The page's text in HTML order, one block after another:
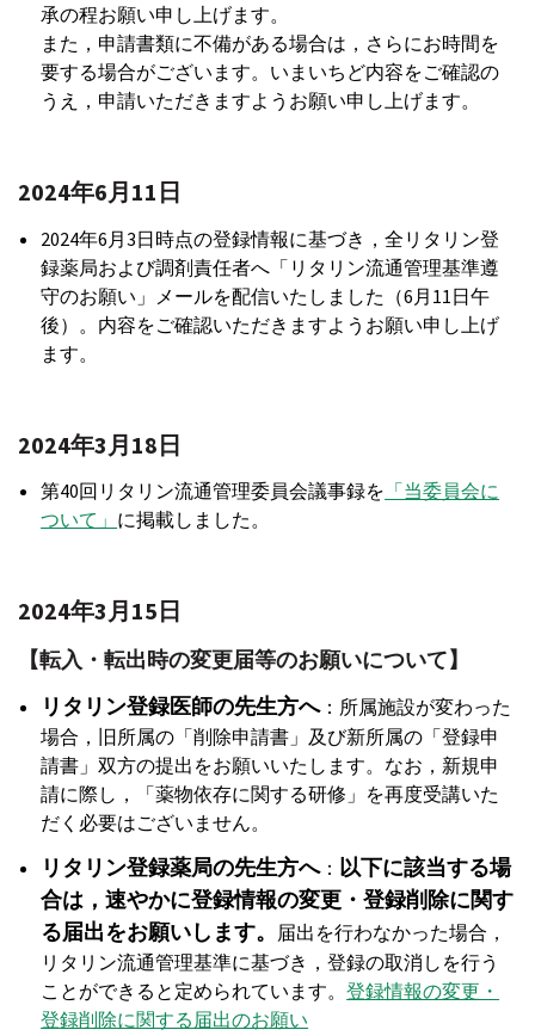
承の程お願い申し上げます。
また，申請書類に不備がある場合は，さらにお時間を
要する場合がございます。いまいちど内容をご確認の
うえ，申請いただきますようお願い申し上げます。
2024年6月11日
2024年6月3日時点の登録情報に基づき，全リタリン登
録薬局および調剤責任者へ「リタリン流通管理基準遵
守のお願い」メールを配信いたしました（6月11日午
後）。内容をご確認いただきますようお願い申し上げ
ます。
2024年3月18日
第40回リタリン流通管理委員会議事録を 「当委員会に
ついて」 に掲載しました。
2024年3月15日
【転入・転出時の変更届等のお願いについて】
リタリン登録医師の先生方へ：所属施設が変わった
場合，旧所属の「削除申請書」及び新所属の「登録申
請書」双方の提出をお願いいたします。なお，新規申
請に際し，「薬物依存に関する研修」を再度受講いた
だく必要はございません。
リタリン登録薬局の先生方へ： 以下に該当する場
合は，速やかに登録情報の変更・登録削除に関す
る届出をお願いします。
届出を行わなかった場合，
リタリン流通管理基準に基づき，登録の取消しを行う
ことができると定められています。登録情報の変更・
登録削除に関する届出のお願い